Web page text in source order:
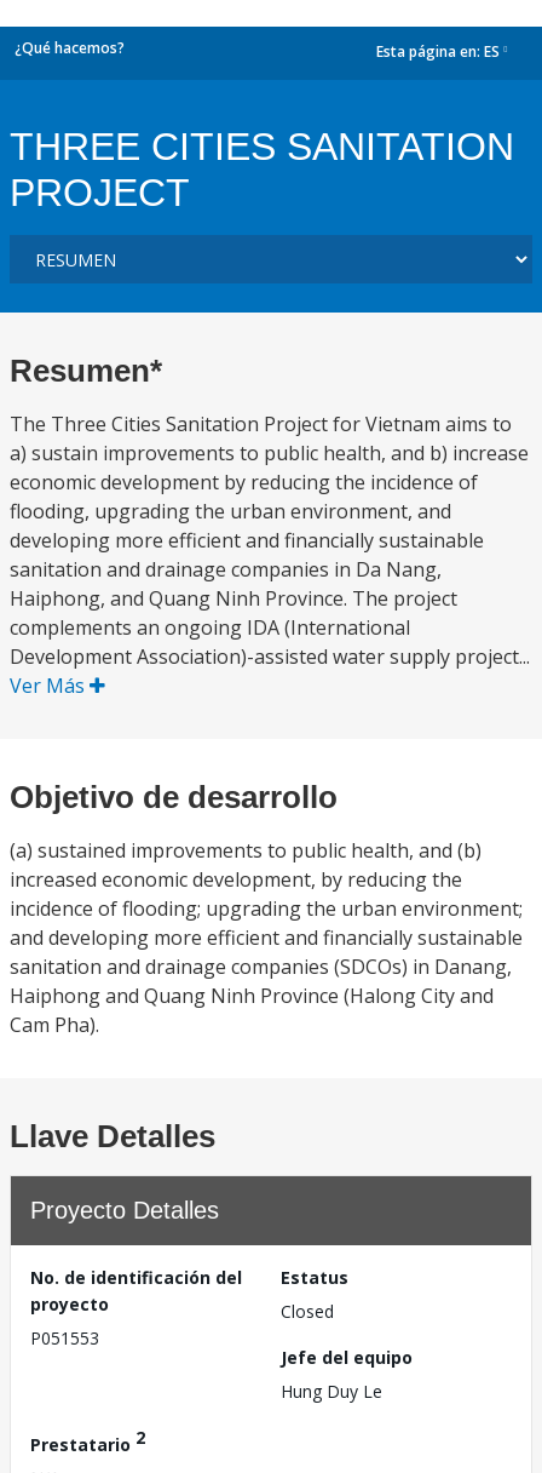
¿Qué hacemos? Esta página en: ES
THREE CITIES SANITATION
PROJECT
Resumen*
The Three Cities Sanitation Project for Vietnam aims to
a) sustain improvements to public health, and b) increase
economic development by reducing the incidence of
flooding, upgrading the urban environment, and
developing more efficient and financially sustainable
sanitation and drainage companies in Da Nang,
Haiphong, and Quang Ninh Province. The project
complements an ongoing IDA (International
Development Association)-assisted water supply project...
Ver Más
Objetivo de desarrollo
(a) sustained improvements to public health, and (b)
increased economic development, by reducing the
incidence of flooding; upgrading the urban environment;
and developing more efficient and financially sustainable
sanitation and drainage companies (SDCOs) in Danang,
Haiphong and Quang Ninh Province (Halong City and
Cam Pha).
Llave Detalles
Proyecto Detalles
No. de identificación del
proyecto
P051553
Estatus
Closed
Jefe del equipo
Hung Duy Le
Prestatario 2